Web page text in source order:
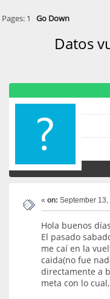
Pages: 1 Go Down
Datos
« on: September 13,
Hola buenos
El pasado
me caí en la
caida(no fue
directamente a
meta con lo